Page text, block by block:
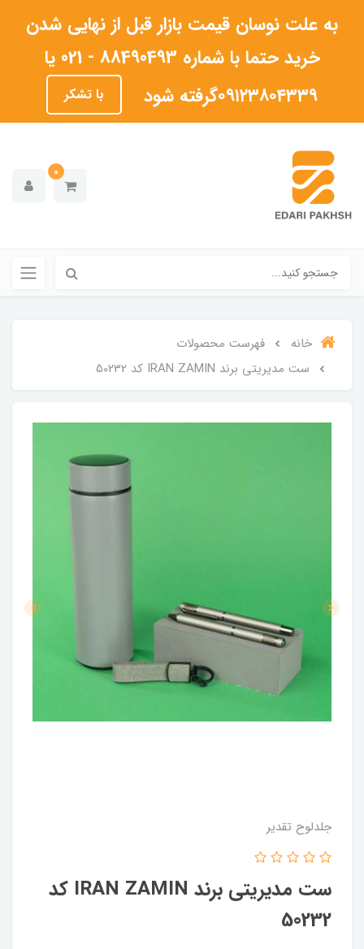
به علت نوسان قیمت بازار قبل از نهایی شدن
خرید حتما با شماره 88490493 - 021 یا
۰۹۱۲۳۸۰۴۳۳۹گرفته شود
با تشکر
0
خانه
فهرست محصولات
ست مدیریتی برند IRAN ZAMIN کد 50232
جلدلوح تقدیر
ست مدیریتی برند IRAN ZAMIN کد
50232